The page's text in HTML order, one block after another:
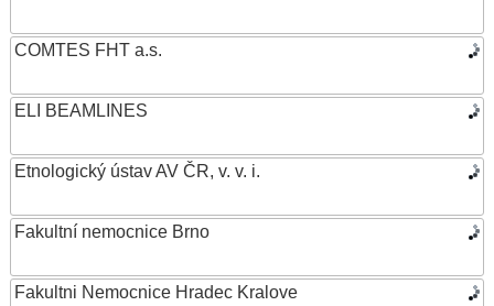
COMTES FHT a.s.
ELI BEAMLINES
Etnologický ústav AV ČR, v. v. i.
Fakultní nemocnice Brno
Fakultni Nemocnice Hradec Kralove